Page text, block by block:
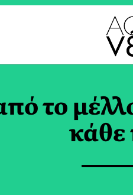
το
κάθε